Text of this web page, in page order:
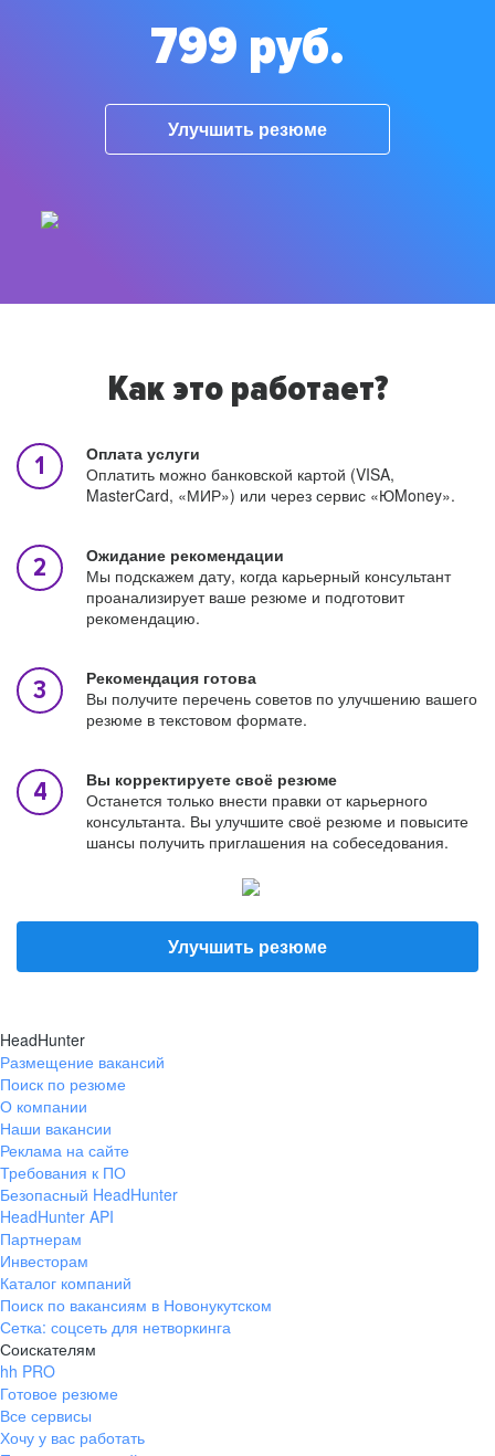
799 руб.
Улучшить резюме
Как это работает?
Оплата услуги
Оплатить можно банковской картой (VISA,
MasterCard, «МИР») или через сервис «ЮMoney».
Ожидание рекомендации
Мы подскажем дату, когда карьерный консультант
проанализирует ваше резюме и подготовит
рекомендацию.
Рекомендация готова
Вы получите перечень советов по улучшению вашего
резюме в текстовом формате.
Вы корректируете своё резюме
Останется только внести правки от карьерного
консультанта. Вы улучшите своё резюме и повысите
шансы получить приглашения на собеседования.
Улучшить резюме
HeadHunter
Размещение вакансий
Поиск по резюме
О компании
Наши вакансии
Реклама на сайте
Требования к ПО
Безопасный HeadHunter
HeadHunter API
Партнерам
Инвесторам
Каталог компаний
Поиск по вакансиям в Новонукутском
Сетка: соцсеть для нетворкинга
Соискателям
hh PRO
Готовое резюме
Все сервисы
Хочу у вас работать